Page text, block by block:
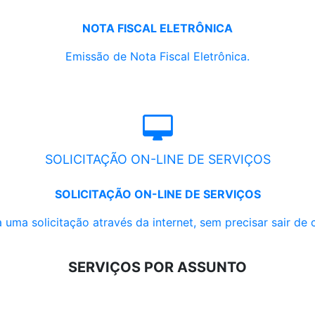
NOTA FISCAL ELETRÔNICA
Emissão de Nota Fiscal Eletrônica.
SOLICITAÇÃO ON-LINE DE SERVIÇOS
SOLICITAÇÃO ON-LINE DE SERVIÇOS
uma solicitação através da internet, sem precisar sair de
SERVIÇOS POR ASSUNTO